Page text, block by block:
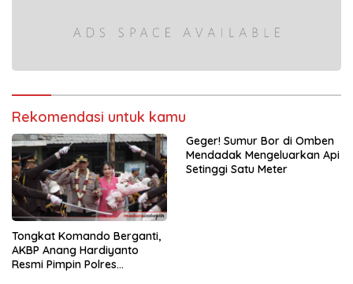
Rekomendasi untuk kamu
Tongkat Komando Berganti,
AKBP Anang Hardiyanto
Resmi Pimpin Polres
Geger! Sumur Bor di Omben
Mendadak Mengeluarkan Api
Setinggi Satu Meter